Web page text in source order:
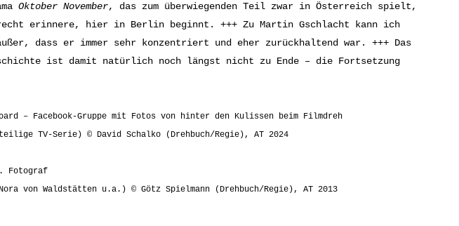
Oktober November, das zum überwiegenden Teil zwar in Österreich spielt,
recht erinnere, hier in Berlin beginnt. +++ Zu Martin Gschlacht kann ich
dass er immer sehr konzentriert und eher zurückhaltend war. +++ Das
ist damit natürlich noch längst nicht zu Ende – die Fortsetzung
– Facebook-Gruppe mit Fotos von hinter den Kulissen beim Filmdreh
TV-Serie) © David Schalko (Drehbuch/Regie), AT 2024
Fotograf
von Waldstätten u.a.) © Götz Spielmann (Drehbuch/Regie), AT 2013